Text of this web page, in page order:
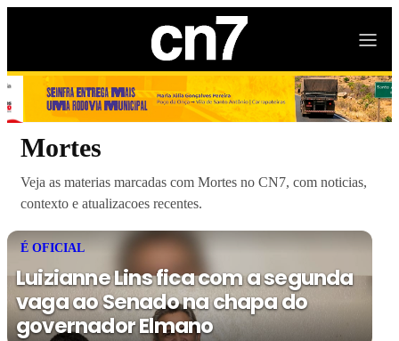
Mortes
Veja as materias marcadas com Mortes no CN7, com noticias,
contexto e atualizacoes recentes.
É OFICIAL
Luizianne Lins fica com a segunda
vaga ao Senado na chapa do
governador Elmano